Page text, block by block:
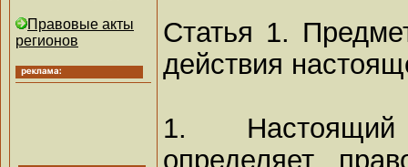
Правовые акты
регионов
Статья 1.
действия
1.
определяет